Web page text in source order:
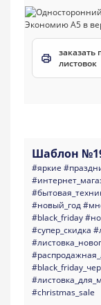
заказать
листовок
Шаблон
#яркие
#новый_год
#black_friday
#супер_скидка
#christmas_sale